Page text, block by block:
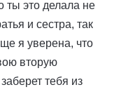
ты это делала не
и сестра, так
я уверена, что
вторую
тебя из